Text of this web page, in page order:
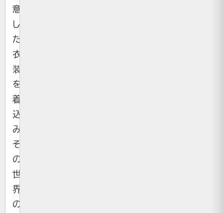
意
し
た
衣
装
を
着
込
み、
そ
の
世
界
の